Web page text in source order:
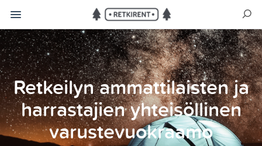
Retkeilyn ammattilaisten ja
harrastajien yhteisöllinen
varustevuokraamo